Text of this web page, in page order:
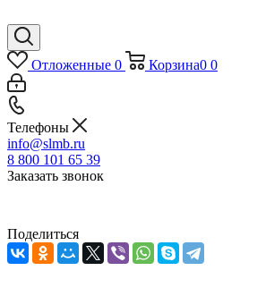
Отложенные 0 Корзина0 0
Телефоны
info@slmb.ru
8 800 101 65 39
Заказать звонок
Поделиться